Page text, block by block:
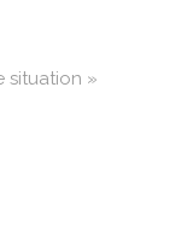
situation »